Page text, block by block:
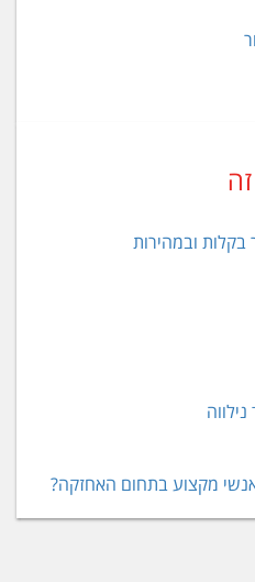
ובמהירות
מקצוע בתחום האחזקה?